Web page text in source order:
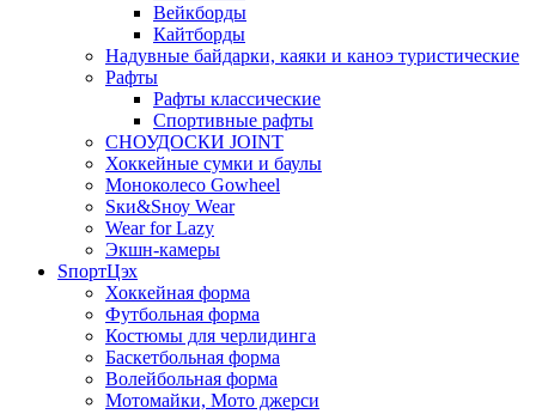
Вейкборды
Кайтборды
Надувные байдарки, каяки и каноэ туристические
Рафты
Рафты классические
Спортивные рафты
СНОУДОСКИ JOINT
Хоккейные сумки и баулы
Моноколесо Gowheel
Sки&Sноу Wear
Wear for Lazy
Экшн-камеры
SпортЦэх
Хоккейная форма
Футбольная форма
Костюмы для черлидинга
Баскетбольная форма
Волейбольная форма
Мотомайки, Мото джерси